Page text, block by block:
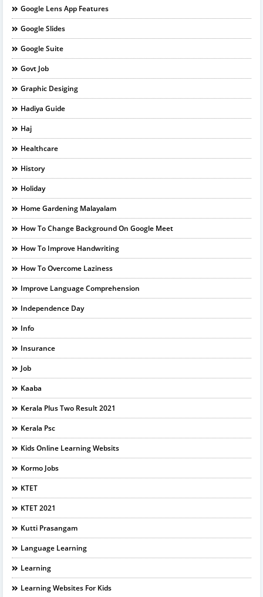
Google Lens App Features
Google Slides
Google Suite
Govt Job
Graphic Desiging
Hadiya Guide
Haj
Healthcare
History
Holiday
Home Gardening Malayalam
How To Change Background On Google Meet
How To Improve Handwriting
How To Overcome Laziness
Improve Language Comprehension
Independence Day
Info
Insurance
Job
Kaaba
Kerala Plus Two Result 2021
Kerala Psc
Kids Online Learning Websits
Kormo Jobs
KTET
KTET 2021
Kutti Prasangam
Language Learning
Learning
Learning Websites For Kids